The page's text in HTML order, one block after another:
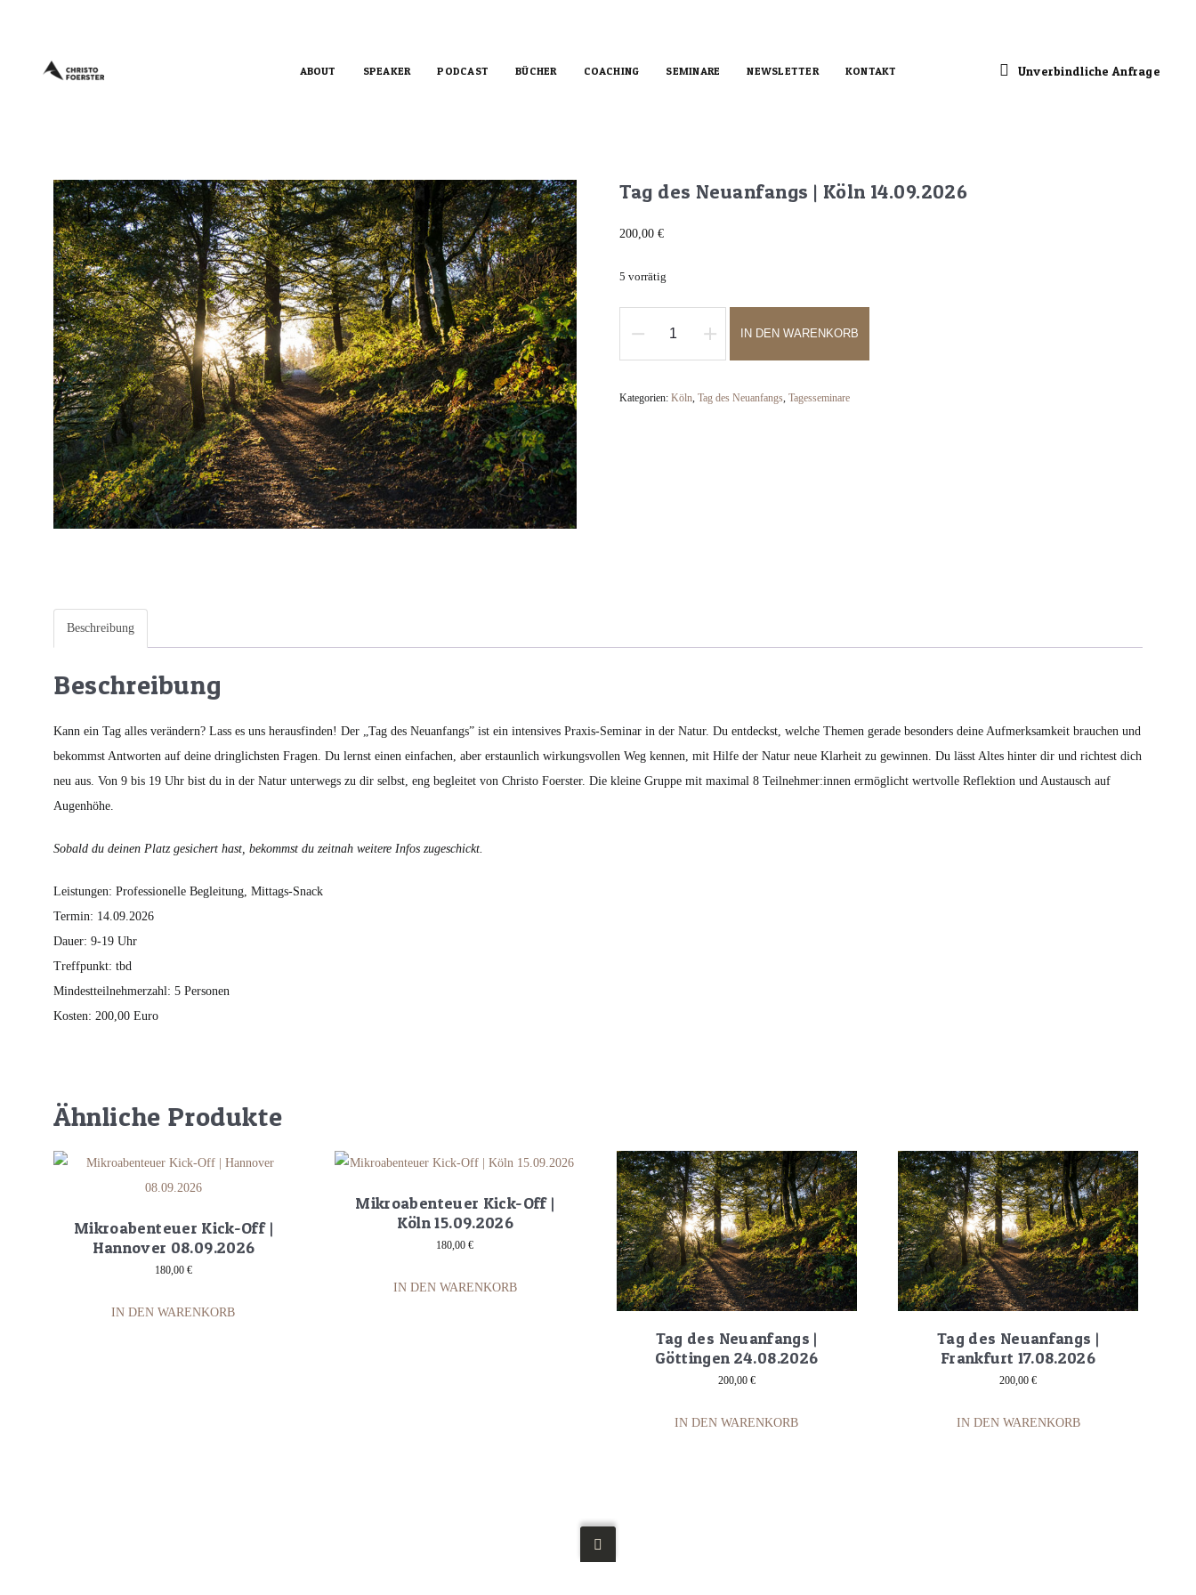
ABOUT SPEAKER PODCAST BÜCHER COACHING SEMINARE NEWSLETTER KONTAKT Unverbindliche Anfrage
Tag des Neuanfangs | Köln 14.09.2026
200,00€
5 vorrätig
Neuanfangs
IN DEN WARENKORB
Kategorien:Köln,Tag des Neuanfangs,Tagesseminare
Beschreibung
Beschreibung
Kann ein Tag alles verändern? Lass es uns herausfinden! Der „Tag des Neuanfangs” ist ein intensives Praxis-Seminar in der Natur. Du entdeckst, welche Themen gerade besonders deine Aufmerksamkeit brauchen und
bekommst Antworten auf deine dringlichsten Fragen. Du lernst einen einfachen, aber erstaunlich wirkungsvollen Weg kennen, mit Hilfe der Natur neue Klarheit zu gewinnen. Du lässt Altes hinter dir und richtest dich
neu aus. Von 9 bis 19 Uhr bist du in der Natur unterwegs zu dir selbst, eng begleitet von Christo Foerster. Die kleine Gruppe mit maximal 8 Teilnehmer:innen ermöglicht wertvolle Reflektion und Austausch auf
Augenhöhe.
Sobald du deinen Platz gesichert hast, bekommst du zeitnah weitere Infos zugeschickt.
Leistungen: Professionelle Begleitung, Mittags-Snack
Termin: 14.09.2026
Dauer: 9-19 Uhr
Treffpunkt: tbd
Mindestteilnehmerzahl: 5 Personen
Kosten: 200,00 Euro
Ähnliche Produkte
Mikroabenteuer Kick-Off |
Hannover 08.09.2026
180,00 €
IN DEN WARENKORB
Mikroabenteuer Kick-Off |
Köln 15.09.2026
180,00€
IN DEN WARENKORB
Tag des Neuanfangs |
Göttingen 24.08.2026
200,00 €
IN DEN WARENKORB
Tag des Neuanfangs |
Frankfurt 17.08.2026
200,00€
IN DEN WARENKORB